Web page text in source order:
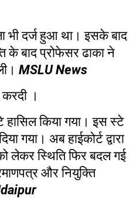
भी दर्ज हुआ था। इसके बाद
के बाद प्रोफेसर ढाका ने
MSLU News
करदी ।
हासिल किया गया। इस स्टे
गया। अब हाईकोर्ट द्वारा
लेकर स्थिति फिर बदल गई
और नियुक्ति